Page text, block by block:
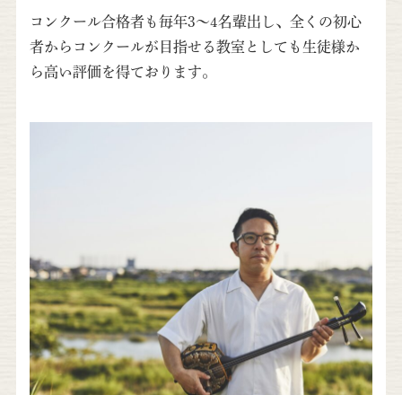
コンクール合格者も毎年3～4名輩出し、全くの初心
者からコンクールが目指せる教室としても生徒様か
ら高い評価を得ております。